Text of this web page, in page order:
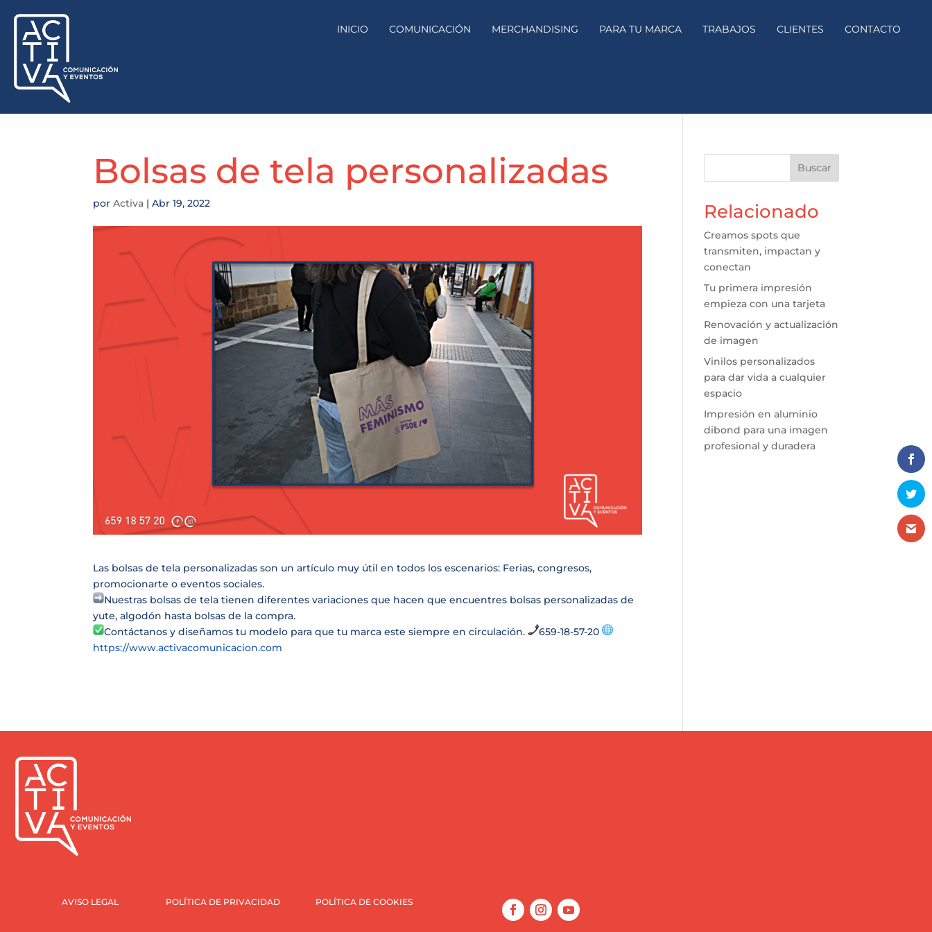
INICIO COMUNICACIÓN MERCHANDISING PARA TU MARCA TRABAJOS CLIENTES CONTACTO
Bolsas de tela personalizadas
porActiva |Abr 19, 2022
Las bolsas de tela personalizadas son un artículo muy útil en todos los escenarios: Ferias, congresos,
promocionarte o eventos sociales.
Nuestras bolsas de tela tienen diferentes variaciones que hacen que encuentres bolsas personalizadas de
yute, algodón hasta bolsas de la compra.
Contáctanos y diseñamos tu modelo para que tu marca este siempre en circulación.
659-18-57-20
https://www.activacomunicacion.com
Buscar
Relacionado
Creamos spots que
transmiten, impactan y
conectan
Tu primera impresión
empieza con una tarjeta
Renovación y actualización
de imagen
Vinilos personalizados
para dar vida a cualquier
espacio
Impresión en aluminio
dibond para una imagen
profesional y duradera
AVISO LEGAL POLÍTICA DE PRIVACIDAD POLÍTICA DE COOKIES